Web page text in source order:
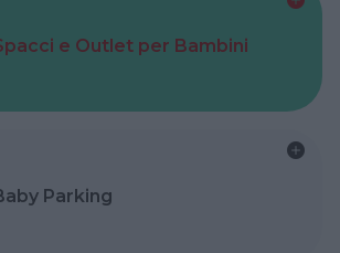
e Outlet per Bambini
Parking